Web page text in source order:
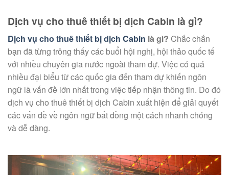
Dịch vụ cho thuê thiết bị dịch Cabin là gì?
Dịch vụ cho thuê thiết bị dịch Cabin là gì? Chắc chắn
bạn đã từng trông thấy các buổi hội nghị, hội thảo quốc tế
với nhiều chuyên gia nước ngoài tham dự. Việc có quá
nhiều đại biểu từ các quốc gia đến tham dự khiến ngôn
ngữ là vấn đề lớn nhất trong việc tiếp nhận thông tin. Do đó
dịch vụ cho thuê thiết bị dịch Cabin xuất hiện để giải quyết
các vấn đề về ngôn ngữ bất đồng một cách nhanh chóng
và dễ dàng.